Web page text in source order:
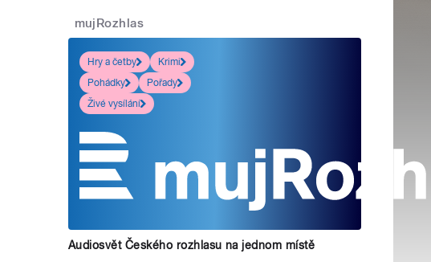
mujRozhlas
Hry a četby
Krimi
Pohádky
Pořady
Živé vysílání
Audiosvět Českého rozhlasu na jednom místě